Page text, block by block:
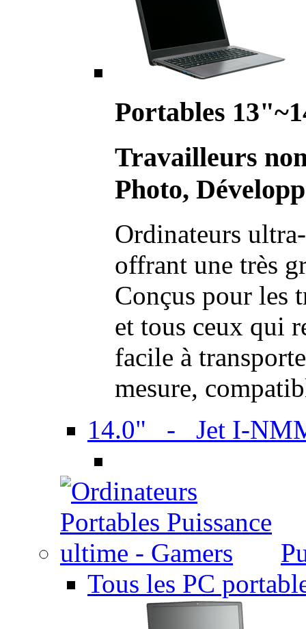
Portables
Travailleurs
Photo,
Ordinateurs
offrant une très
Conçus pour les
et tous ceux qui
facile à
mesure,
14.0" - Jet I-
Tous les PC